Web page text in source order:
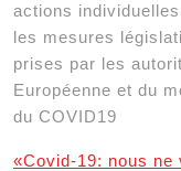
actions
les mesures
prises par les
Européenne et du
du COVID19
«Covid-19: nous ne